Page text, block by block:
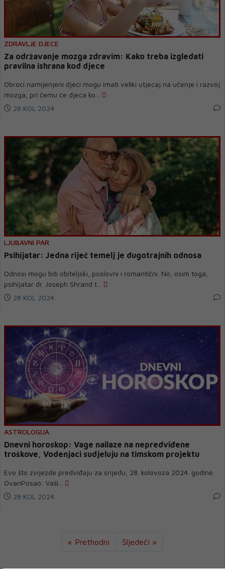
ZDRAVLJE DJECE
Za održavanje mozga zdravim: Kako treba izgledati
pravilna ishrana kod djece
Obroci namijenjeni djeci mogu imati veliki utjecaj na učenje i razvoj
mozga, pri čemu će djeca ko...
28 KOL 2024
LJUBAVNI PAR
Psihijatar: Jedna riječ temelj je dugotrajnih odnosa
Odnosi mogu biti obiteljski, poslovni i romantični. No, osim toga,
psihijatar dr. Joseph Shrand t...
28 KOL 2024
ASTROLOGIJA
Dnevni horoskop: Vage nailaze na nepredviđene
troškove, Vodenjaci sudjeluju na timskom projektu
Evo što zvijezde predviđaju za srijedu, 28. kolovoza 2024. godine.
OvanPosao: Vaši...
28 KOL 2024
« Prethodni Sljedeći »